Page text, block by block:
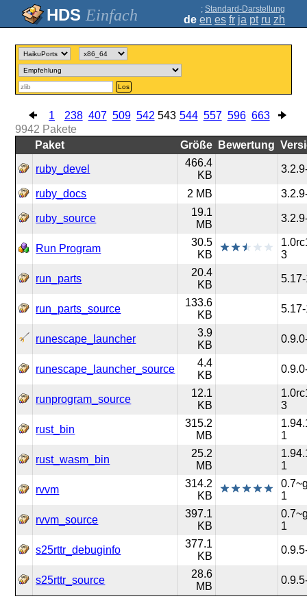
Einfach ; Standard-Darstellung
de en es fr ja pt ru zh
Los
1 238 407 509 542 543 544 557 596 663
9942 Pakete
Paket
Größe Bewertung
ruby_devel
466.4
KB
ruby_docs 2 MB
ruby_source
19.1
MB
Run Program
30.5
KB
3
run_parts
20.4
KB
run_parts_source
133.6
KB
runescape_launcher
3.9
KB
runescape_launcher_source
4.4
KB
runprogram_source
12.1
KB
3
rust_bin
315.2
MB
1
rust_wasm_bin
25.2
MB
1
rvvm
314.2
KB
1
rvvm_source
397.1
KB
1
s25rttr_debuginfo
377.1
KB
s25rttr_source
28.6
MB